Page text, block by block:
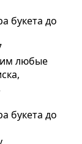
букета до
любые
букета до